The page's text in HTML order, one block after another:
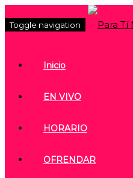
Toggle navigation
Inicio
EN VIVO
HORARIO
OFRENDAR